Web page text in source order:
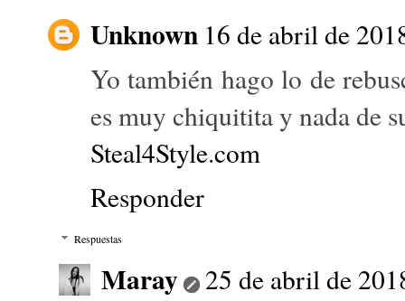
Unknown 16 de abril de
Yo también hago lo de
es muy chiquitita y nada de
Steal4Style.com
Responder
Respuestas
Maray
25 de abril de